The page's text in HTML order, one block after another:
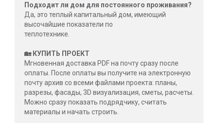
Подходит ли дом для постоянного проживания?
Да, это теплый капитальный дом, имеющий
высочайшие показатели по
теплотехнике.
🏡 КУПИТЬ ПРОЕКТ
Мгновенная доставка PDF на почту сразу после
оплаты. После оплаты вы получите на электронную
почту архив со всеми файлами проекта: планы,
разрезы, фасады, 3D визуализация, сметы, расчеты.
Можно сразу показать подрядчику, считать
материалы и начать строить.